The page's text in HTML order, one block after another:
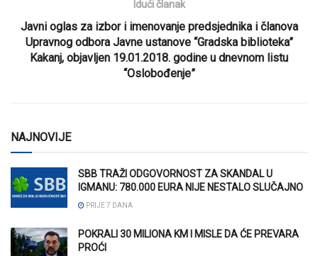
Idući članak
Javni oglas za izbor i imenovanje predsjednika i članova
Upravnog odbora Javne ustanove “Gradska biblioteka”
Kakanj, objavljen 19.01.2018. godine u dnevnom listu
“Oslobođenje”
NAJNOVIJE
SBB TRAŽI ODGOVORNOST ZA SKANDAL U
IGMANU: 780.000 EURA NIJE NESTALO SLUČAJNO
PRIJE 7 DANA
POKRALI 30 MILIONA KM I MISLE DA ĆE PREVARA
PROĆI